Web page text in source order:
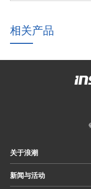
相关产品
关于浪潮
新闻与活动